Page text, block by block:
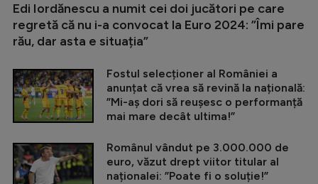
Edi Iordănescu a numit cei doi jucători pe care
regretă că nu i-a convocat la Euro 2024: ”Îmi pare
rău, dar asta e situația”
Fostul selecționer al României a
anunțat că vrea să revină la națională:
”Mi-aș dori să reușesc o performanță
mai mare decât ultima!”
Românul vândut pe 3.000.000 de
euro, văzut drept viitor titular al
naționalei: ”Poate fi o soluție!”